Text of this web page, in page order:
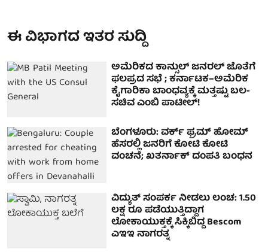
ಈ ವಿಭಾಗದ ಇತರ ಸುದ್ದಿ
ಅಮೆರಿಕದ ಕಾನ್ಸುಲ್ ಜನರಲ್ ಜೊತೆಗೆ
ಫಲಪ್ರದ ಸಭೆ ; ಕರ್ನಾಟಕ–ಅಮೆರಿಕ
ಕೈಗಾರಿಕಾ ಬಾಂಧವ್ಯಕ್ಕೆ ಮತ್ತಷ್ಟು ಬಲ-
ಸಚಿವ ಎಂಬಿ ಪಾಟೀಲ್!
ಬೆಂಗಳೂರು: ವರ್ಕ್ ಫ್ರಮ್ ಹೋಮ್
ಹೆಸರಲ್ಲಿ ಜನರಿಗೆ ಕೋಟಿ ಕೋಟಿ
ವಂಚನೆ; ಖತರ್ನಾಕ್ ದಂಪತಿ ಬಂಧನ
ವಿದ್ಯುತ್ ಸಂಪರ್ಕ ನೀಡಲು ಲಂಚ: 1.50
ಲಕ್ಷ ರೂ ಪಡೆಯುತ್ತಿದ್ದಾಗ
ಲೋಕಾಯುಕ್ತಕ್ಕೆ ಸಿಕ್ಕಿಬಿದ್ದ Bescom
ಎಇಇ ನಾಗರತ್ನ